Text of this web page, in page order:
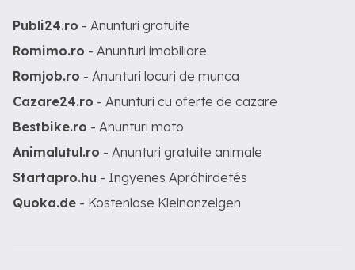
Publi24.ro - Anunturi gratuite
Romimo.ro - Anunturi imobiliare
Romjob.ro - Anunturi locuri de munca
Cazare24.ro - Anunturi cu oferte de cazare
Bestbike.ro - Anunturi moto
Animalutul.ro - Anunturi gratuite animale
Startapro.hu - Ingyenes Apróhirdetés
Quoka.de - Kostenlose Kleinanzeigen